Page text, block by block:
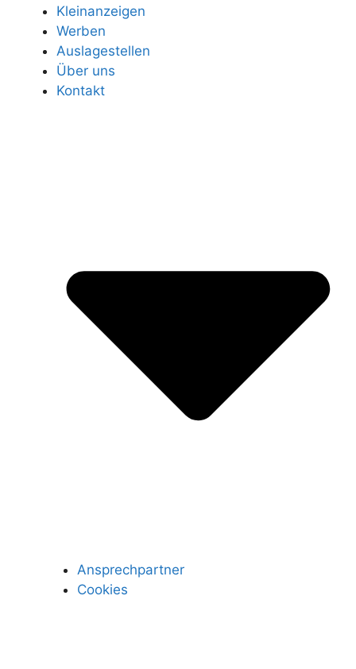
Kleinanzeigen
Werben
Auslagestellen
Über uns
Kontakt
Ansprechpartner
Cookies